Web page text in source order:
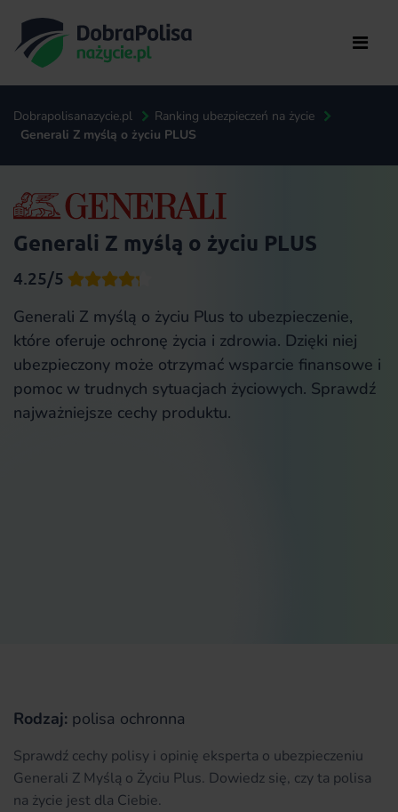
Dobrapolisanazycie.pl
Ranking ubezpieczeń na życie
Generali Z myślą o życiu PLUS
Generali Z myślą o życiu PLUS
4.25/5
Generali Z myślą o życiu Plus to ubezpieczenie,
które oferuje ochronę życia i zdrowia. Dzięki niej
ubezpieczony może otrzymać wsparcie finansowe i
pomoc w trudnych sytuacjach życiowych. Sprawdź
najważniejsze cechy produktu.
Rodzaj: polisa ochronna
Sprawdź cechy polisy i opinię eksperta o ubezpieczeniu
Generali Z Myślą o Życiu Plus. Dowiedz się, czy ta polisa
na życie jest dla Ciebie.